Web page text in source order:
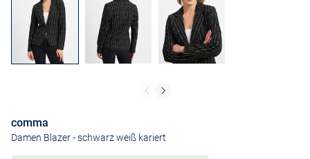
comma
Damen Blazer- schwarz weiß kariert